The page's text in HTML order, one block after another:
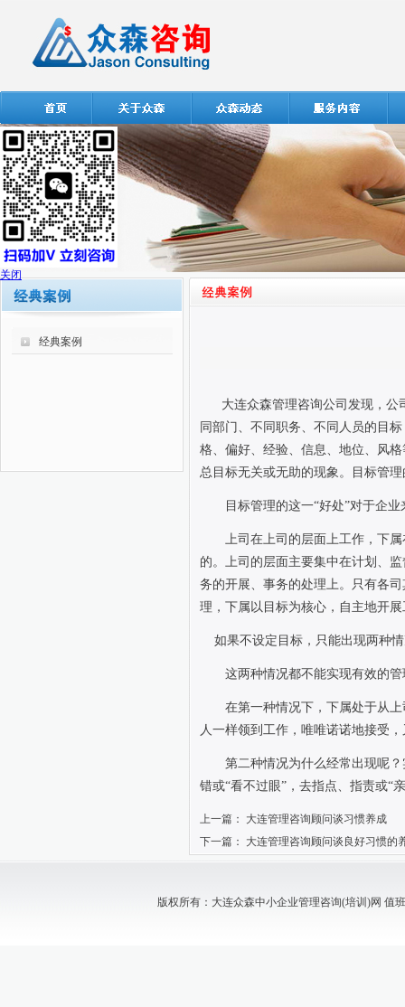
经典案例
大连众森管理咨询公司发现，公
同部门、不同职务、不同人员的目
格、偏好、经验、信息、地位、风
总目标无关或无助的现象。目标管
目标管理的这一“好处”对于企
上司在上司的层面上工作，下
的。上司的层面主要集中在计划、
务的开展、事务的处理上。只有各
理，下属以目标为核心，自主地开展
如果不设定目标，只能出现两种
这两种情况都不能实现有效的
在第一种情况下，下属处于从
人一样领到工作，唯唯诺诺地接受
第二种情况为什么经常出现呢
错或“看不过眼”，去指点、指责或“
上一篇：
大连管理咨询顾问谈习惯养成
下一篇：
大连管理咨询顾问谈良好习惯的
版权所有：大连众森中小企业管理咨询(培训)网 值
关闭